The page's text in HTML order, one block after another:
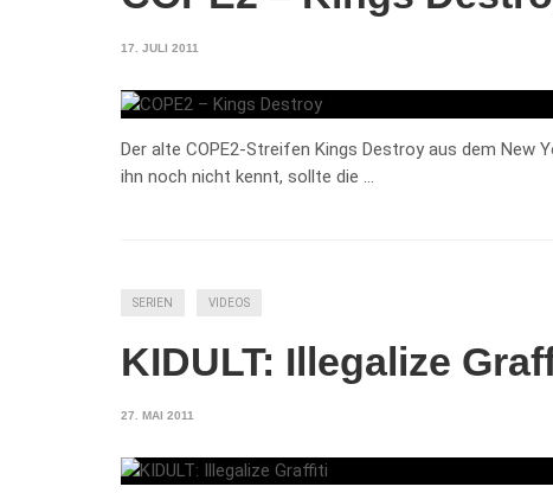
17. JULI 2011
Der alte COPE2-Streifen Kings Destroy aus dem New
ihn noch nicht kennt, sollte die …
SERIEN VIDEOS
KIDULT: Illegalize
27. MAI 2011